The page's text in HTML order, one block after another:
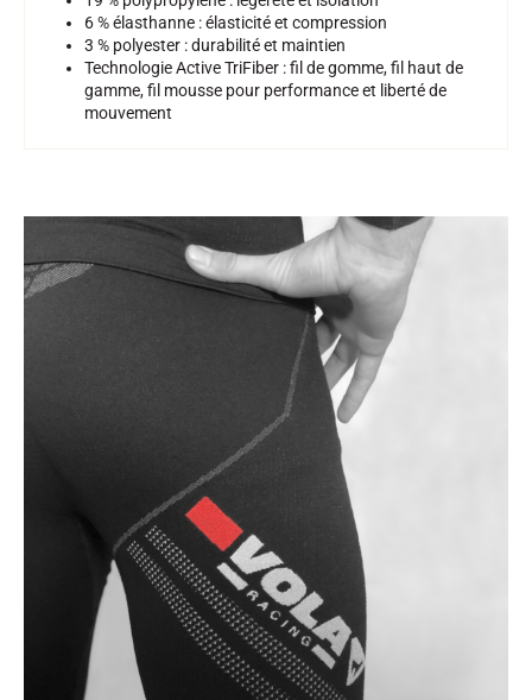
6 % élasthanne : élasticité et compression
3 % polyester : durabilité et maintien
Technologie Active TriFiber : fil de gomme, fil haut de
gamme, fil mousse pour performance et liberté de
mouvement